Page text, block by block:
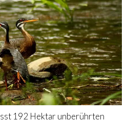
192 Hektar unberührten